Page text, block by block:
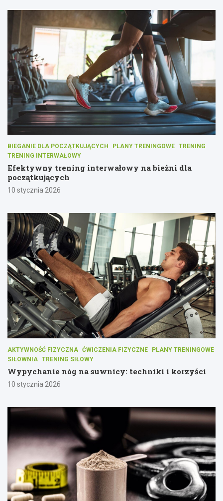
BIEGANIE DLA POCZĄTKUJĄCYCH PLANY TRENINGOWE TRENING
TRENING INTERWAŁOWY
Efektywny trening interwałowy na bieżni dla
początkujących
10 stycznia 2026
AKTYWNOŚĆ FIZYCZNA ĆWICZENIA FIZYCZNE
PLANY TRENINGOWE
SIŁOWNIA TRENING SIŁOWY
Wypychanie nóg na suwnicy: techniki i korzyści
10 stycznia 2026